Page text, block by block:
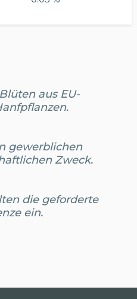
aus EU-
gewerblichen
Zweck.
die geforderte
ein.